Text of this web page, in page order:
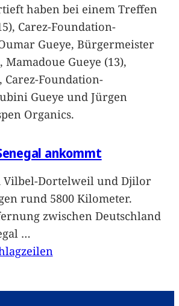
haben bei einem Treffen
Carez-Foundation-
Gueye, Bürgermeister
Mamadoue Gueye (13),
Foundation-
Gueye und Jürgen
Organics.
ankommt
Vilbel-Dortelweil und Djilor
rund 5800 Kilometer.
zwischen Deutschland
…